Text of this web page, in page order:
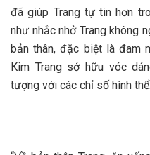
đã giúp Trang tự tin hơn
như nhắc nhở Trang không
bản thân, đặc biệt là đam
Kim Trang sở hữu vóc
tượng với các chỉ số hình